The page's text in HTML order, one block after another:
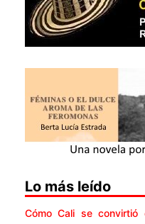
Lo más leído
Cómo Cali se